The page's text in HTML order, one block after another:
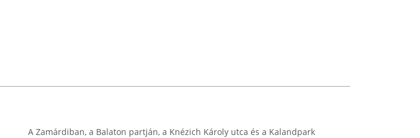
A Zamárdiban, a Balaton partján, a Knézich Károly utca és a Kalandpark